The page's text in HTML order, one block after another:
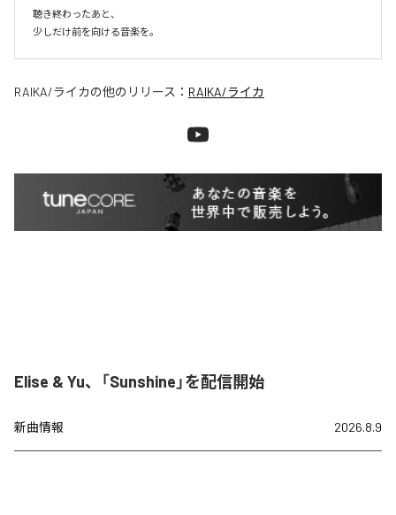
聴き終わったあと、
少しだけ前を向ける音楽を。
RAIKA/ライカの他のリリース： RAIKA/ライカ
Elise & Yu、「Sunshine」を配信開始
新曲情報 2026.8.9